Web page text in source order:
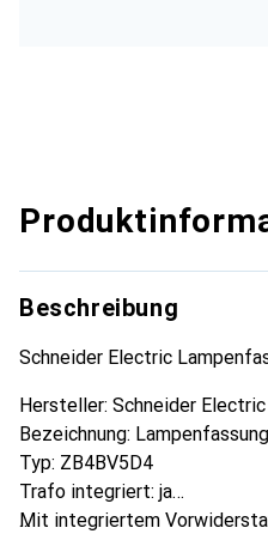
Beschreibung
Schneider Electric
Hersteller: Schneider Electric
Bezeichnung:
Typ: ZB4BV5D4
Trafo integriert: ja
Mit integriertem